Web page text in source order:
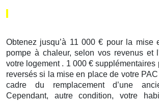
Obtenez jusqu’à 11 000 € pour la mise
pompe à chaleur, selon vos revenus et
votre logement . 1 000 € supplémentaires
reversés si la mise en place de votre
cadre du remplacement d’une
Cependant, autre condition, votre